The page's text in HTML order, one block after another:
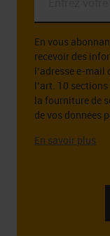
email
*
En vous
recevoir des
l’adresse e-mail
l’art. 10
la fourniture de
de vos données
Sp. k., st.
informations